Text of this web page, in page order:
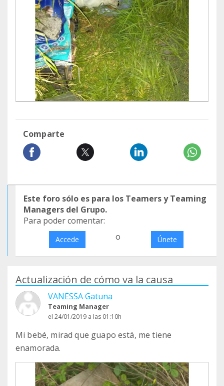
Comparte
Este foro sólo es para los Teamers y Teaming
Managers del Grupo.
Para poder comentar:
Accede o Únete
Actualización de cómo va la causa
VANESSA Gatuna
Teaming Manager
el 24/01/2019 a las 01:10h
Mi bebé, mirad que guapo está, me tiene
enamorada.